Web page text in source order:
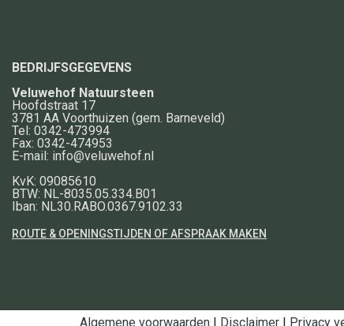
BEDRIJFSGEGEVENS
Veluwehof Natuursteen
Hoofdstraat 17
3781 AA Voorthuizen (gem. Barneveld)
Tel: 0342-473994
Fax: 0342-474953
E-mail: info@veluwehof.nl
KvK: 09085610
BTW: NL-8035.05.334.B01
Iban: NL30.RABO.0367.9102.33
ROUTE & OPENINGSTIJDEN OF AFSPRAAK MAKEN
Algemene voorwaarden | Disclaimer | Privacy